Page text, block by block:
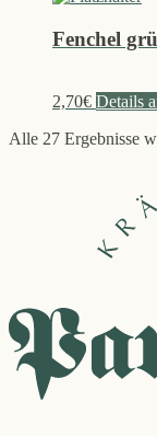
Fenchel
2,70€ Details
Alle 27 Ergebnisse